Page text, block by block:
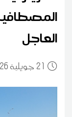
العاجل
21 12:42 2026 جويلية